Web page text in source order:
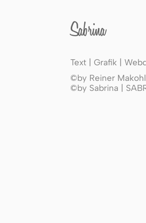
Sabrina
Text | Grafik |
©by Reiner
©by Sabrina |